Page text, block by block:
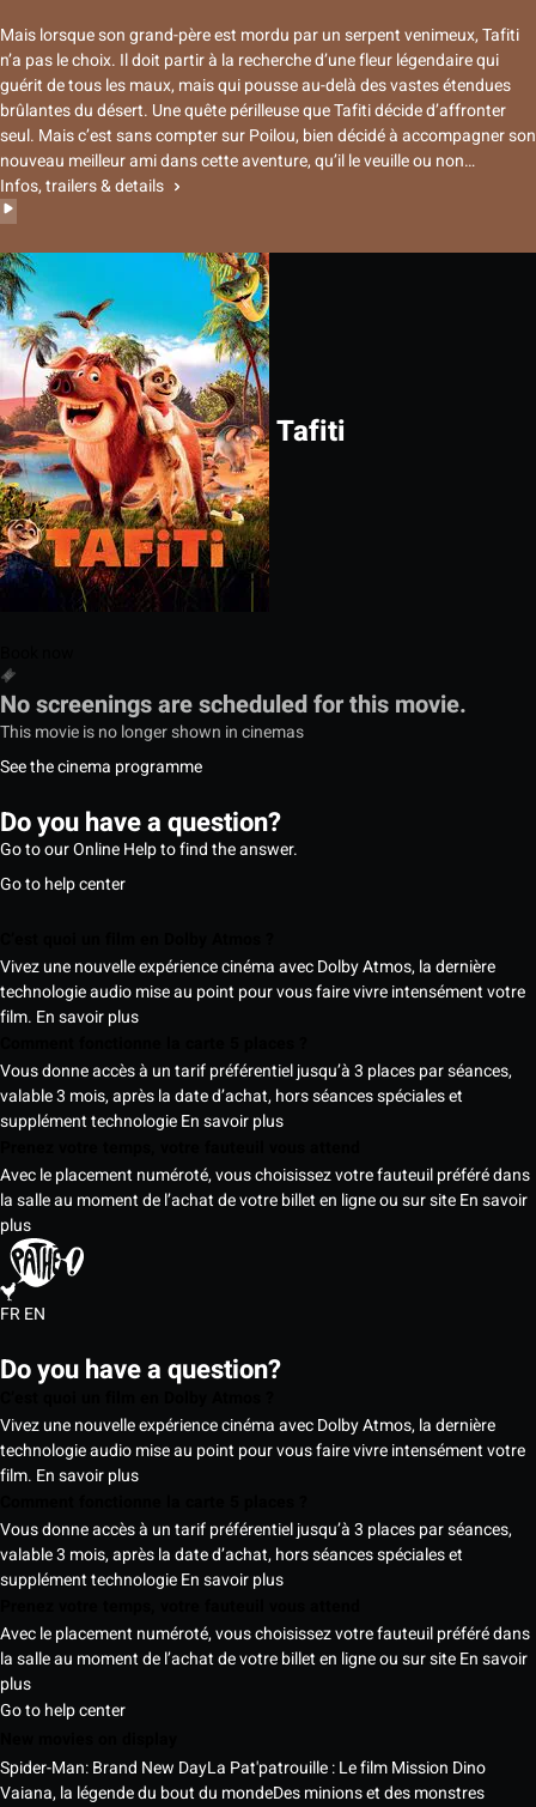
Mais lorsque son grand-père est mordu par un serpent venimeux, Tafiti
n’a pas le choix. Il doit partir à la recherche d’une fleur légendaire qui
guérit de tous les maux, mais qui pousse au-delà des vastes étendues
brûlantes du désert. Une quête périlleuse que Tafiti décide d’affronter
seul. Mais c’est sans compter sur Poilou, bien décidé à accompagner son
nouveau meilleur ami dans cette aventure, qu’il le veuille ou non…
Infos, trailers & details
Tafiti
No screenings are scheduled for this movie.
This movie is no longer shown in cinemas
See the cinema programme
Do you have a question?
Go to our Online Help to find the answer.
Go to help center
Vivez une nouvelle expérience cinéma avec Dolby Atmos, la dernière
technologie audio mise au point pour vous faire vivre intensément votre
film. En savoir plus
Vous donne accès à un tarif préférentiel jusqu’à 3 places par séances,
valable 3 mois, après la date d’achat, hors séances spéciales et
supplément technologieEn savoir plus
Avec le placement numéroté, vous choisissez votre fauteuil préféré dans
la salle au moment de l’achat de votre billet en ligne ou sur siteEn savoir
plus
FREN
Do you have a question?
Vivez une nouvelle expérience cinéma avec Dolby Atmos, la dernière
technologie audio mise au point pour vous faire vivre intensément votre
film. En savoir plus
Vous donne accès à un tarif préférentiel jusqu’à 3 places par séances,
valable 3 mois, après la date d’achat, hors séances spéciales et
supplément technologieEn savoir plus
Avec le placement numéroté, vous choisissez votre fauteuil préféré dans
la salle au moment de l’achat de votre billet en ligne ou sur siteEn savoir
plus
Go to help center
Spider-Man: Brand New DayLa Pat'patrouille : Le film Mission Dino
Vaiana, la légende du bout du mondeDes minions et des monstres